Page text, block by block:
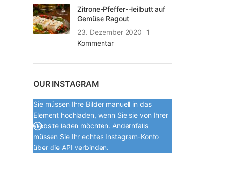
Zitrone-Pfeffer-Heilbutt auf
Gemüse Ragout
23. Dezember 2020
1
Kommentar
OUR INSTAGRAM
Sie müssen Ihre Bilder manuell in das
Element hochladen, wenn Sie sie von Ihrer
Website laden möchten. Andernfalls
müssen Sie Ihr echtes Instagram-Konto
über die API verbinden.